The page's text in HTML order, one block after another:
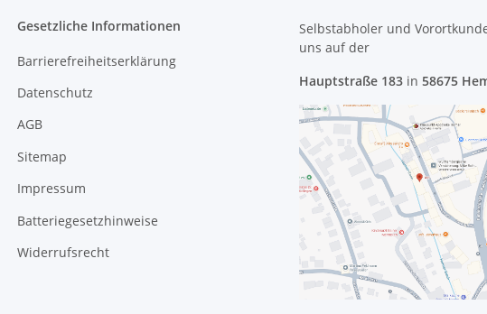
Gesetzliche Informationen
Barrierefreiheitserklärung
Datenschutz
AGB
Sitemap
Impressum
Batteriegesetzhinweise
Widerrufsrecht
Selbstabholer und
uns auf der
Hauptstraße 183 in 58675